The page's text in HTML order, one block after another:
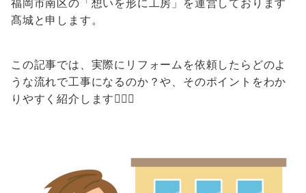
福岡市南区の「想いを形に工房」を運営しております
髙城と申します。
この記事では、実際にリフォームを依頼したらどのよ
うな流れで工事になるのか？や、そのポイントをわか
りやすく紹介します🙆🏻‍♂️